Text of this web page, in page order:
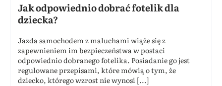
Jak odpowiednio dobrać fotelik dla
dziecka?
Jazda samochodem z maluchami wiąże się z
zapewnieniem im bezpieczeństwa w postaci
odpowiednio dobranego fotelika. Posiadanie go jest
regulowane przepisami, które mówią o tym, że
dziecko, którego wzrost nie wynosi [...]